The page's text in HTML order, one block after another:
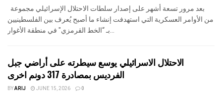
من الأوامر العسكرية التي استهدفت إنشاء ما أصبح يُعرف بين الفلسطينيين
بـ “الخط القرمزي" في منطقة الأغوار...
الاحتلال الاسرائيلي يوسع سيطرته على أراضي جبل
الفرديس بمصادرة 317 دونم اخرى
BYARIJ JUNE 15, 2026 0